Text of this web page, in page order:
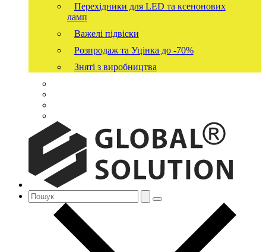
Перехідники для LED та ксенонових
ламп
Важелі підвіски
Розпродаж та Уцінка до -70%
Зняті з виробництва